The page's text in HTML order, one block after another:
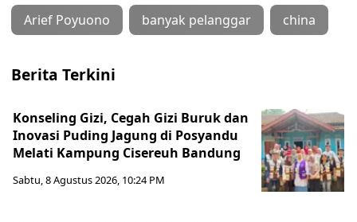
Arief Poyuono banyak pelanggar china
Berita Terkini
Konseling Gizi, Cegah Gizi Buruk dan
Inovasi Puding Jagung di Posyandu
Melati Kampung Cisereuh Bandung
Sabtu, 8 Agustus 2026, 10:24 PM